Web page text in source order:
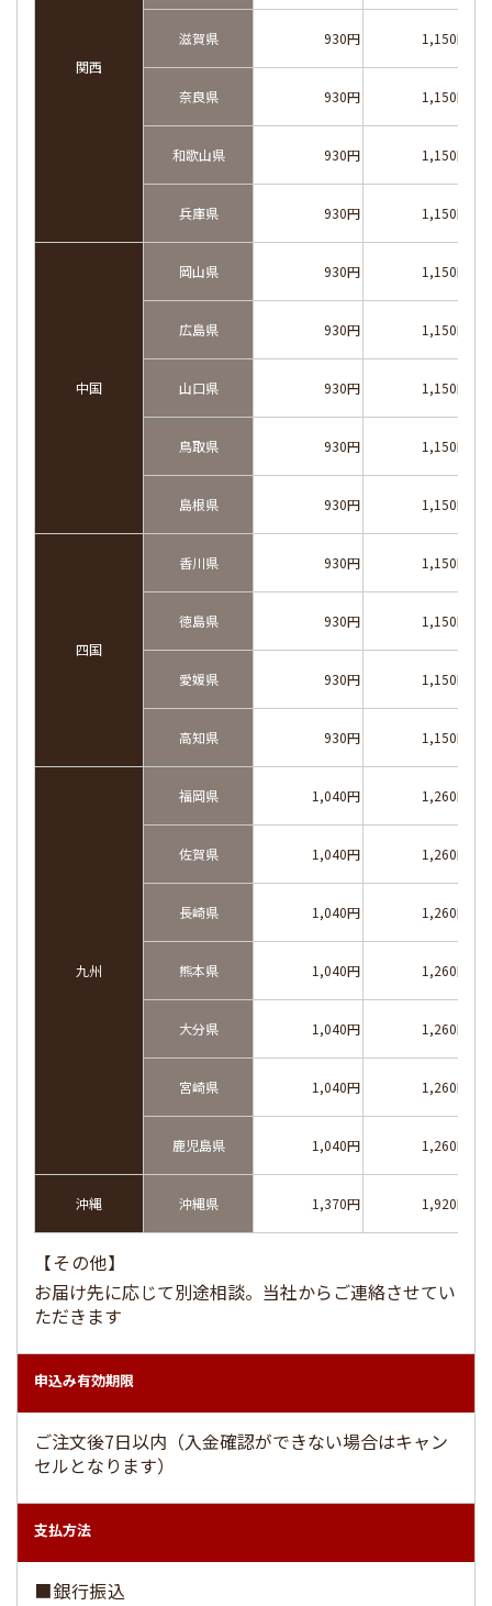
関西
滋賀県 930円 1,150円
奈良県 930円 1,150円
和歌山県 930円 1,150円
兵庫県 930円 1,150円
中国
岡山県 930円 1,150円
広島県 930円 1,150円
山口県 930円 1,150円
鳥取県 930円 1,150円
島根県 930円 1,150円
四国
香川県 930円 1,150円
徳島県 930円 1,150円
愛媛県 930円 1,150円
高知県 930円 1,150円
九州
福岡県 1,040円 1,260円
佐賀県 1,040円 1,260円
長崎県 1,040円 1,260円
熊本県 1,040円 1,260円
大分県 1,040円 1,260円
宮崎県 1,040円 1,260円
鹿児島県 1,040円 1,260円
沖縄 沖縄県 1,370円 1,920円
【その他】
お届け先に応じて別途相談。当社からご連絡させてい
ただきます
申込み有効期限
ご注文後7日以内（入金確認ができない場合はキャン
セルとなります）
支払方法
■銀行振込